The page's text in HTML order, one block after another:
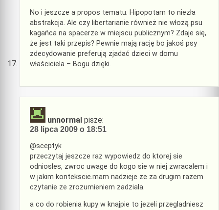
No i jeszcze a propos tematu. Hipopotam to niezła
abstrakcja. Ale czy libertarianie również nie włożą psu
kagańca na spacerze w miejscu publicznym? Zdaje się,
że jest taki przepis? Pewnie mają rację bo jakoś psy
zdecydowanie preferują zjadać dzieci w domu
właściciela – Bogu dzięki.
unnormal pisze:
28 lipca 2009 o 18:51
@sceptyk
przeczytaj jeszcze raz wypowiedz do ktorej sie
odniosles, zwroc uwage do kogo sie w niej zwracalem i
w jakim kontekscie.mam nadzieje ze za drugim razem
czytanie ze zrozumieniem zadziala.
a co do robienia kupy w knajpie to jezeli przegladniesz